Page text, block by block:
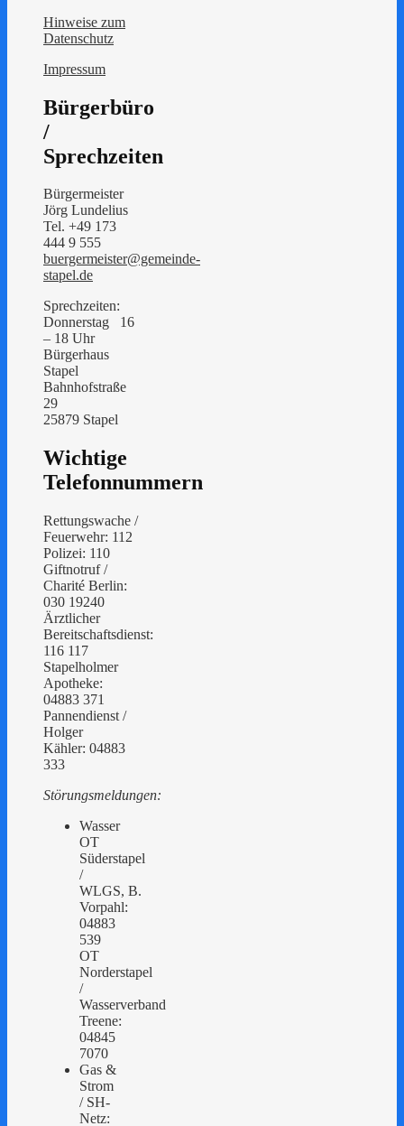
Hinweise zum
Datenschutz
Impressum
Bürgerbüro
/
Sprechzeiten
Bürgermeister
Jörg Lundelius
Tel. +49 173
444 9 555
buergermeister@gemeinde-
stapel.de
Sprechzeiten:
Donnerstag 16
– 18 Uhr
Bürgerhaus
Stapel
Bahnhofstraße
29
25879 Stapel
Wichtige
Telefonnummern
Rettungswache /
Feuerwehr: 112
Polizei: 110
Giftnotruf /
Charité Berlin:
030 19240
Ärztlicher
Bereitschaftsdienst:
116 117
Stapelholmer
Apotheke:
04883 371
Pannendienst /
Holger
Kähler: 04883
333
Störungsmeldungen:
Wasser
OT
Süderstapel
/
WLGS, B.
Vorpahl:
04883
539
OT
Norderstapel
/
Wasserverband
Treene:
04845
7070
Gas &
Strom
/ SH-
Netz: